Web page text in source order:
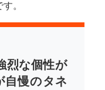
。
な個性が
自慢のタネ